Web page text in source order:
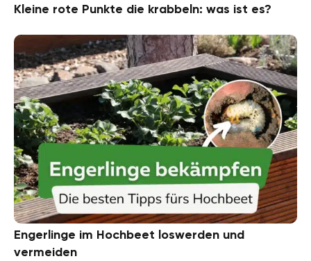
Kleine rote Punkte die krabbeln: was ist es?
Engerlinge im Hochbeet loswerden und
vermeiden